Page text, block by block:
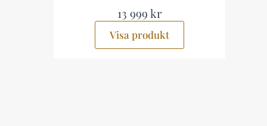
13 999 kr
Visa produkt